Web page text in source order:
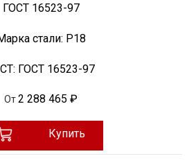
ГОСТ 16523-97
стали: Р18
ГОСТ 16523-97
От2 288 465 ₽
Купить